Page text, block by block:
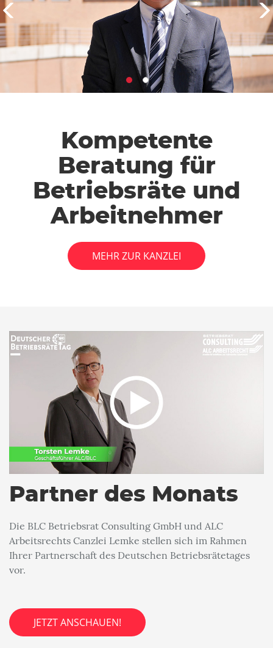
Kompetente
Beratung für
Betriebsräte und
Arbeitnehmer
MEHR ZUR KANZLEI
Partner des Monats
Die BLC Betriebsrat Consulting GmbH und ALC
Arbeitsrechts Canzlei Lemke stellen sich im Rahmen
Ihrer Partnerschaft des Deutschen Betriebsrätetages
vor.
JETZT ANSCHAUEN!